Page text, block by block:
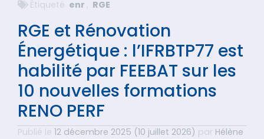
Étiqueté enr , RGE
RGE et Rénovation
Énergétique : l’IFRBTP77 est
habilité par FEEBAT sur les
10 nouvelles formations
RENO PERF
Publié le 12 décembre 2025 (10 juillet 2026) par Hélène